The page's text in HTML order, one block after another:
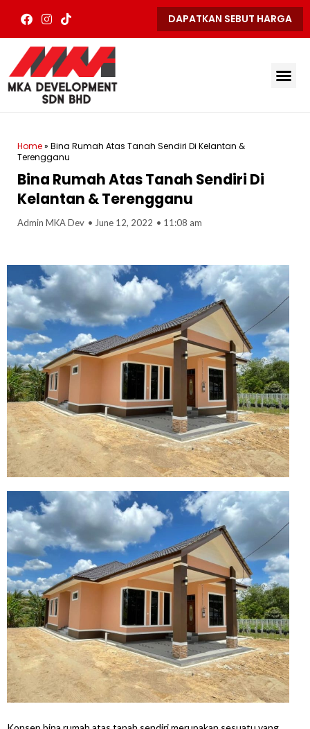
F
a
c
e
b
o
o
I
n
s
t
g
r
a
T
i
k
t
o
k
DAPATKAN SEBUT HARGA
Home» Bina Rumah Atas Tanah Sendiri Di Kelantan &
Terengganu
Bina Rumah Atas Tanah Sendiri Di
Kelantan & Terengganu
Admin MKA Dev • June 12, 2022 • 11:08 am